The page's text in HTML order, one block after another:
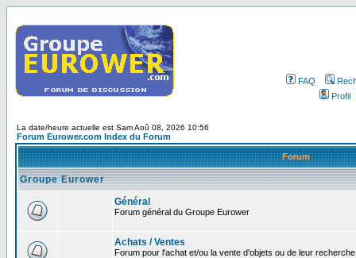
FAQ
Profil
La date/heure actuelle est Sam Aoû 08, 2026 10:56
Forum Eurower.com Index du Forum
Forum
Groupe Eurower
Général
Forum général du Groupe Eurower
Achats / Ventes
Forum pour l'achat et/ou la vente d'objets ou de leur